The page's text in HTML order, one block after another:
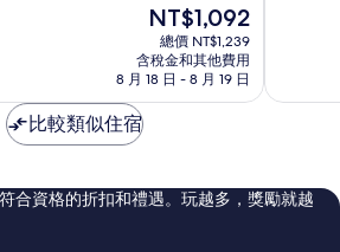
現
在
價
格
為
NT$1,092
總價 NT$1,239
含稅金和其他費用
8 月 18 日 - 8 月 19 日
村
&
S3
夠
評
論
比較類似住宿
合資格的折扣和禮遇。玩越多，獎勵就越